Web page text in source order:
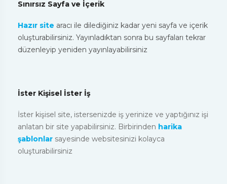
Sınırsız Sayfa ve İçerik
Hazır site aracı ile dilediğiniz kadar yeni sayfa ve içerik
oluşturabilirsiniz. Yayınladıktan sonra bu sayfaları tekrar
düzenleyip yeniden yayınlayabilirsiniz
İster Kişisel İster İş
İster kişisel site, istersenizde iş yerinize ve yaptığınız işi
anlatan bir site yapabilirsiniz. Birbirinden harika
şablonlar sayesinde websitesinizi kolayca
oluşturabilirsiniz